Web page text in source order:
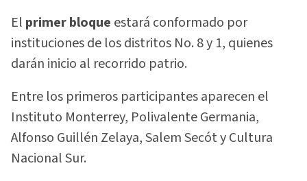
El primer bloque estará conformado por
instituciones de los distritos No. 8 y 1, quienes
darán inicio al recorrido patrio.
Entre los primeros participantes aparecen el
Instituto Monterrey, Polivalente Germania,
Alfonso Guillén Zelaya, Salem Secót y Cultura
Nacional Sur.